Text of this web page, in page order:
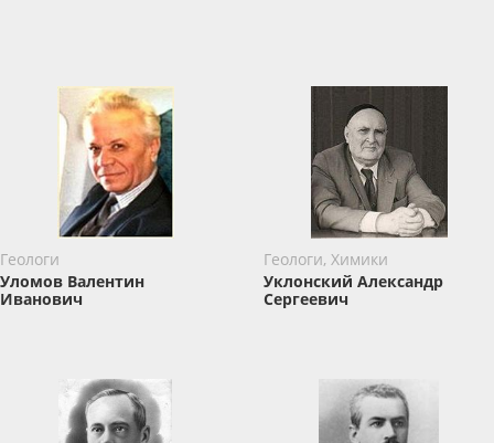
Геологи
Уломов Валентин
Иванович
Геологи, Химики
Уклонский Александр
Сергеевич